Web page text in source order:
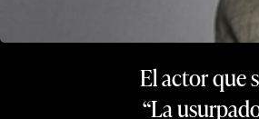
El actor que
“La